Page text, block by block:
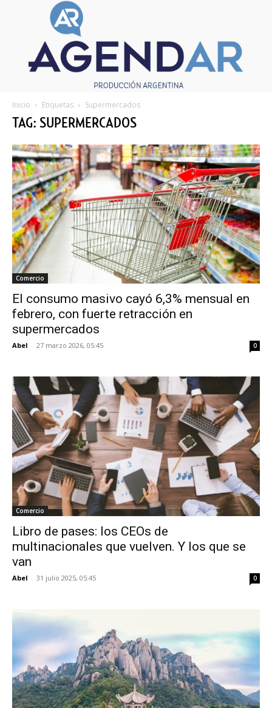
Inicio Etiquetas Supermercados
TAG: SUPERMERCADOS
Comercio
El consumo masivo cayó 6,3% mensual en
febrero, con fuerte retracción en
supermercados
Abel - 27 marzo 2026, 05:45 0
Comercio
Libro de pases: los CEOs de
multinacionales que vuelven. Y los que se
van
Abel - 31 julio 2025, 05:45 0